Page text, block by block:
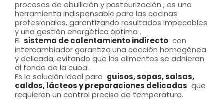
procesos de ebullición y pasteurización , es una
herramienta indispensable para las cocinas
profesionales, garantizando resultados impecables
y una gestión energética óptima .
El sistema de calentamiento indirecto con
intercambiador garantiza una cocción homogénea
y delicada, evitando que los alimentos se adhieran
al fondo de la cuba.
Es la solución ideal para guisos, sopas, salsas,
caldos, lácteos y preparaciones delicadas que
requieren un control preciso de temperatura.